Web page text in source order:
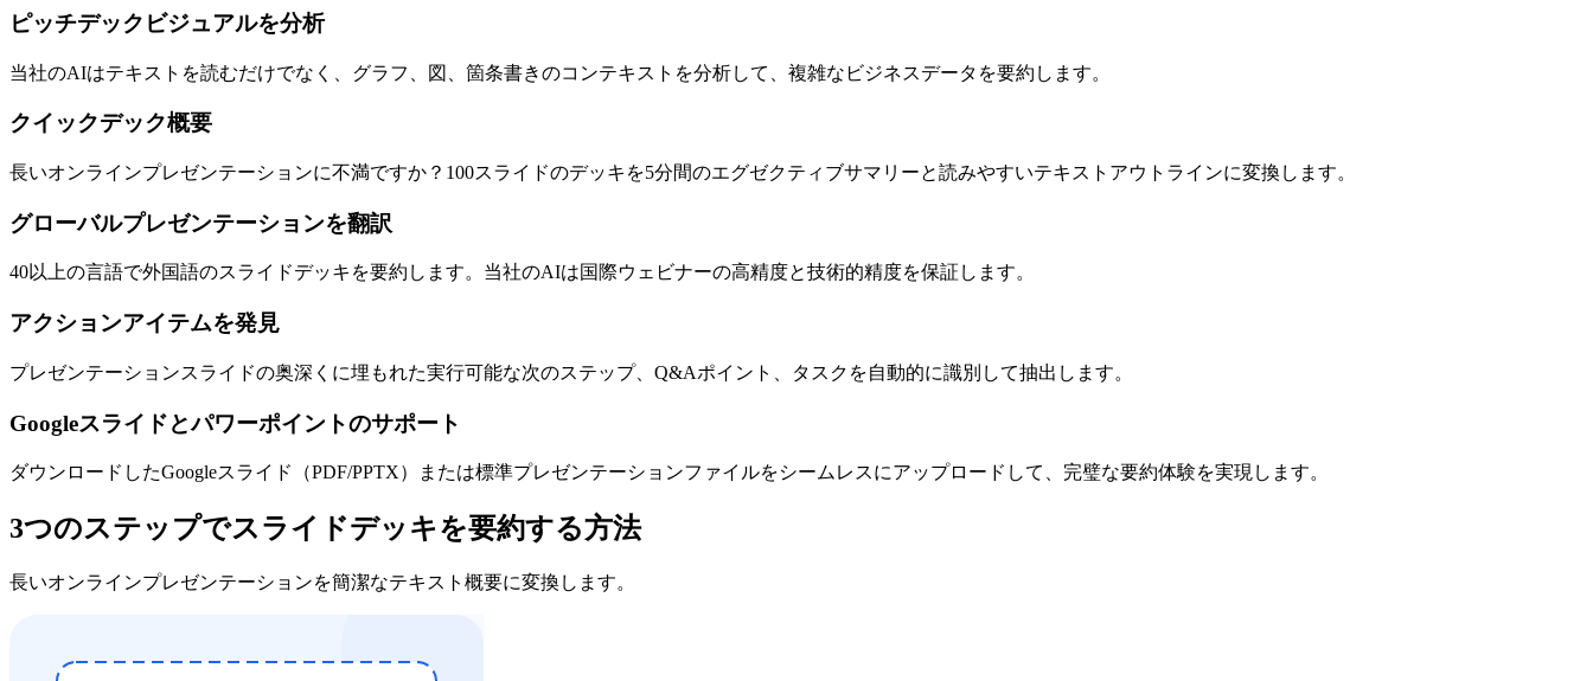
ピッチデックビジュアルを分析
当社のAIはテキストを読むだけでなく、グラフ、図、箇条書きのコンテキストを分析して、複雑なビジネスデータを要約します。
クイックデック概要
長いオンラインプレゼンテーションに不満ですか？100スライドのデッキを5分間のエグゼクティブサマリーと読みやすいテキストアウトラインに変換します。
グローバルプレゼンテーションを翻訳
40以上の言語で外国語のスライドデッキを要約します。当社のAIは国際ウェビナーの高精度と技術的精度を保証します。
アクションアイテムを発見
プレゼンテーションスライドの奥深くに埋もれた実行可能な次のステップ、Q&Aポイント、タスクを自動的に識別して抽出します。
Googleスライドとパワーポイントのサポート
ダウンロードしたGoogleスライド（PDF/PPTX）または標準プレゼンテーションファイルをシームレスにアップロードして、完璧な要約体験を実現します。
3つのステップでスライドデッキを要約する方法
長いオンラインプレゼンテーションを簡潔なテキスト概要に変換します。